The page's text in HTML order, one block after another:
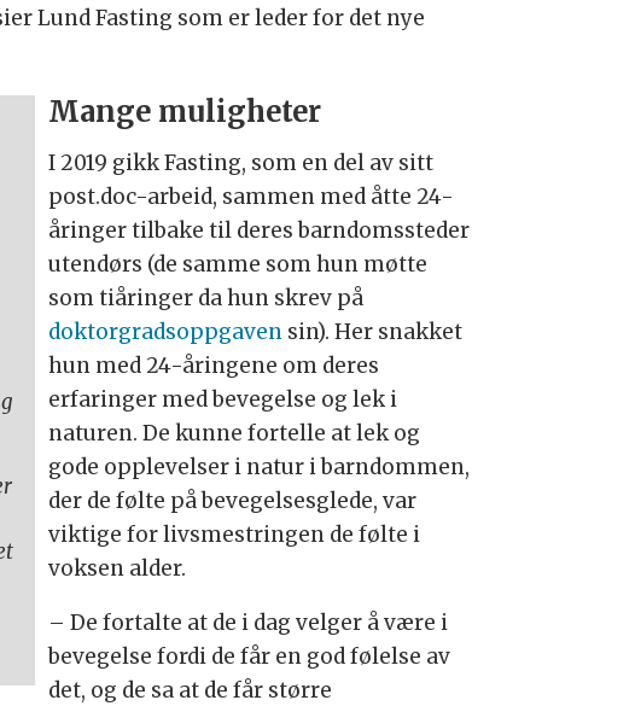
Lund Fasting som er leder for det nye
Mange muligheter
I 2019 gikk Fasting, som en del av sitt
post.doc-arbeid, sammen med åtte 24-
åringer tilbake til deres barndomssteder
utendørs (de samme som hun møtte
som tiåringer da hun skrev på
doktorgradsoppgaven sin). Her snakket
hun med 24-åringene om deres
erfaringer med bevegelse og lek i
naturen. De kunne fortelle at lek og
gode opplevelser i natur i barndommen,
der de følte på bevegelsesglede, var
viktige for livsmestringen de følte i
voksen alder.
– De fortalte at de i dag velger å være i
bevegelse fordi de får en god følelse av
det, og de sa at de får større